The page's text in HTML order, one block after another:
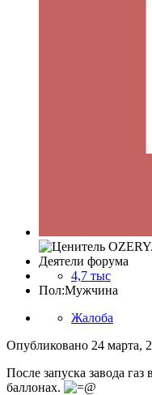
Деятели форума
4,7 тыс
Пол:Мужчина
Жалоба
Опубликовано 24 марта,
После запуска завода
баллонах.